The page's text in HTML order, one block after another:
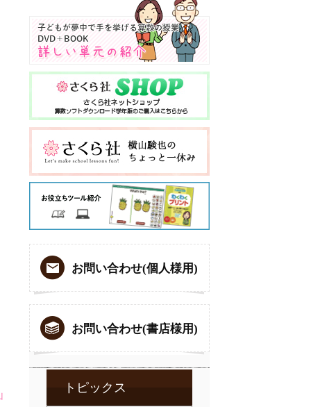
お問い合わせ(個人様用)
お問い合わせ(書店様用)
トピックス